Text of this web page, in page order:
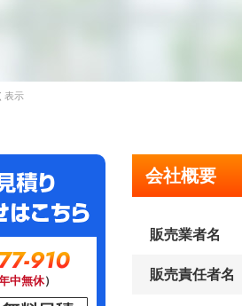
表示
会社概要
販売業者名
販売責任者名
910
中無休）